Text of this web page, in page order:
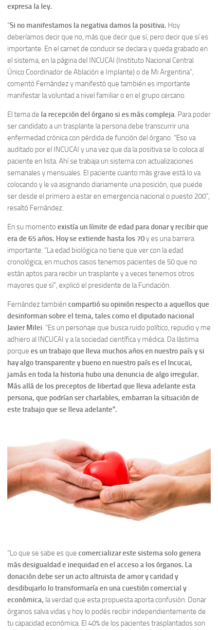
expresa la ley.
“Si no manifestamos la negativa damos la positiva. Hoy
deberíamos decir que no, más que decir que sí, pero decir que sí es
importante. En el carnet de conducir se declara y queda grabado en
el sistema, en la página del INCUCAI (Instituto Nacional Central
Único Coordinador de Ablación e Implante) o de Mi Argentina”,
comentó Fernández y manifestó que también es importante
manifestar la voluntad a nivel familiar o en el grupo cercano.
El tema de la recepción del órgano si es más compleja. Para poder
ser candidato a un trasplante la persona debe transcurrir una
enfermedad crónica con pérdida de función del órgano. “Eso va
auditado por el INCUCAI y una vez que da la positiva se lo coloca al
paciente en lista. Ahí se trabaja un sistema con actualizaciones
semanales y mensuales. El paciente cuanto más grave está lo va
colocando y le va asignando diariamente una posición, que puede
ser desde el primero a estar en emergencia nacional o puesto 200”,
resaltó Fernández.
En su momento existía un límite de edad para donar y recibir que
era de 65 años. Hoy se extiende hasta los 70y es una barrera
importante. “La edad biológica no tiene que ver con la edad
cronológica, en muchos casos tenemos pacientes de 50 que no
están aptos para recibir un trasplante y a veces tenemos otros
mayores que sí”, explicó el presidente de la Fundación.
Fernández también compartió su opinión respecto a aquellos que
desinforman sobre el tema, tales como el diputado nacional
Javier Milei. “Es un personaje que busca ruido político, repudio y me
adhiero al INCUCAI y a la sociedad científica y médica. Da lástima
porque es un trabajo que lleva muchos años en nuestro país y si
hay algo transparente y bueno en nuestro país es el Incucai,
jamás en toda la historia hubo una denuncia de algo irregular.
Más allá de los preceptos de libertad que lleva adelante esta
persona, que podrían ser charlables, embarran la situación de
este trabajo que se lleva adelante”.
“Lo que se sabe es que comercializar este sistema solo genera
más desigualdad e inequidad en el acceso a los órganos. La
donación debe ser un acto altruista de amor y caridad y
desdibujarlo lo transformaría en una cuestión comercial y
económica, la verdad que esta propuesta aporta confusión. Donar
órganos salva vidas y hoy lo podés recibir independientemente de
tu capacidad económica. El 40% de los pacientes trasplantados son